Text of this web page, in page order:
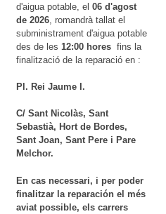
d'aigua potable, el06 d'agost
de 2026 , romandrà tallat el
subministrament d'aigua potable
des de les 12:00 hores fins la
finalització de la reparació en :
Pl. Rei Jaume I.
C/ Sant Nicolàs, Sant
Sebastià, Hort de Bordes,
Sant Joan, Sant Pere i Pare
Melchor.
En cas necessari, i per poder
finalitzar la reparación el més
aviat possible, els carrers